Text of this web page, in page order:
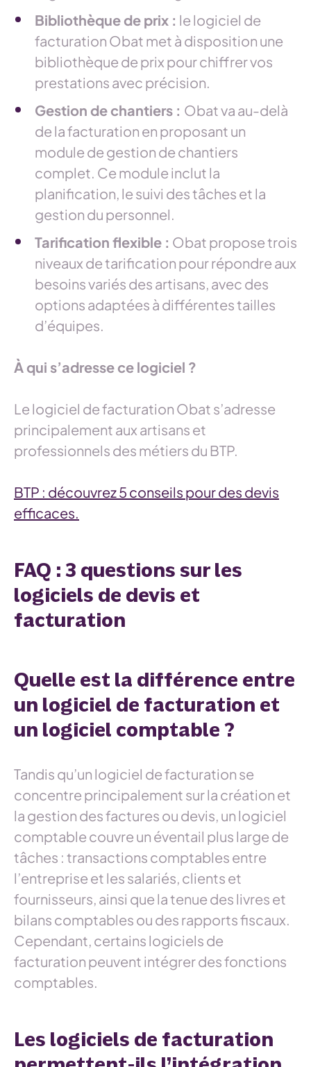
Bibliothèque de prix : le logiciel de
facturation Obat met à disposition une
bibliothèque de prix pour chiffrer vos
prestations avec précision.
Gestion de chantiers : Obat va au-delà
de la facturation en proposant un
module de gestion de chantiers
complet. Ce module inclut la
planification, le suivi des tâches et la
gestion du personnel.
Tarification flexible : Obat propose trois
niveaux de tarification pour répondre aux
besoins variés des artisans, avec des
options adaptées à différentes tailles
d’équipes.
À qui s’adresse ce logiciel ?
Le logiciel de facturation Obat s’adresse
principalement aux artisans et
professionnels des métiers du BTP.
BTP : découvrez 5 conseils pour des devis
efficaces.
FAQ : 3 questions sur les
logiciels de devis et
facturation
Quelle est la différence entre
un logiciel de facturation et
un logiciel comptable ?
Tandis qu’un logiciel de facturation se
concentre principalement sur la création et
la gestion des factures ou devis, un logiciel
comptable couvre un éventail plus large de
tâches : transactions comptables entre
l’entreprise et les salariés, clients et
fournisseurs, ainsi que la tenue des livres et
bilans comptables ou des rapports fiscaux.
Cependant, certains logiciels de
facturation peuvent intégrer des fonctions
comptables.
Les logiciels de facturation